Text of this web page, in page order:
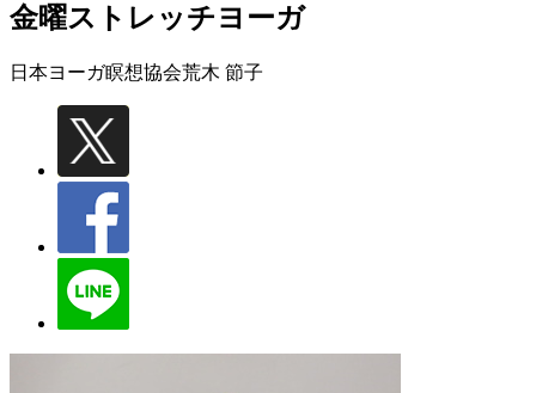
金曜ストレッチヨーガ
日本ヨーガ瞑想協会荒木 節子